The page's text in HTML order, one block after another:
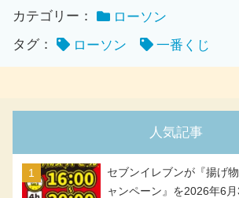
カテゴリー：
ローソン
タグ：
ローソン 一番くじ
人気記事
セブンイレブンが『揚げ
ャンペーン』を2026年6